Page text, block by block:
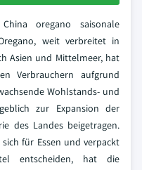
oregano saisonale
weit verbreitet in
Asien und Mittelmeer, hat
Verbrauchern aufgrund
Wohlstands- und
zur Expansion der
des Landes beigetragen.
für Essen und verpackt
entscheiden, hat die